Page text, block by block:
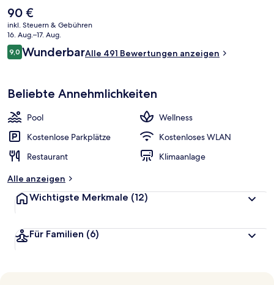
Fitnessmöglichkeiten.
Der
aktuelle
Preis
beträgt
90 €.
90 €
inkl. Steuern & Gebühren
16. Aug.–17. Aug.
Bewertungen
9,09,0 von 10.
WunderbarAlle 491 Bewertungen anzeigen
Beliebte Annehmlichkeiten
Pool
Wellness
Kostenlose Parkplätze
Kostenloses WLAN
Restaurant
Klimaanlage
Alle anzeigen
Wichtigste Merkmale (12)
Für Familien (6)